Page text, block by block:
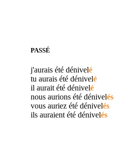
PASSÉ
j'aurais été dénivelé
tu aurais été dénivelé
il aurait été dénivelé
nous aurions été dénivelés
vous auriez été dénivelés
ils auraient été dénivelés